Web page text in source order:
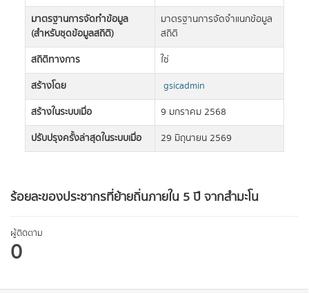
ร้อยละของประชากรที่ย้ายถิ่นภายใน 5 ปี จากสำมะโน
ผู้ติดตาม
0
มาตรฐานการจัดทำข้อมูล
(สำหรับชุดข้อมูลสถิติ)
มาตรฐานการจัดจำแนกข้อมูล
สถิติ
สถิติทางการ
ใช่
สร้างโดย
gsicadmin
สร้างในระบบเมื่อ
9 มกราคม 2568
ปรับปรุงครั้งล่าสุดในระบบเมื่อ
29 มิถุนายน 2569